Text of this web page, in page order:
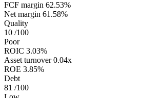
FCF margin 62.53%
Net margin 61.58%
Quality
10 /100
Poor
ROIC 3.03%
Asset turnover 0.04x
ROE 3.85%
Debt
81 /100